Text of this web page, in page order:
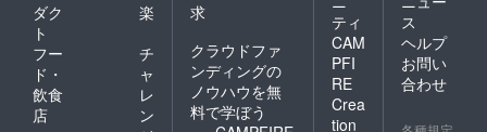
ダク
ト
楽
フー
ド・
飲食
店
チ
ャ
レ
ン
求
クラウドファ
ンディングの
ノウハウを無
料で学ぼう
ティ
CAM
PFI
RE
Crea
tion
ス
ヘルプ
お問い
合わせ